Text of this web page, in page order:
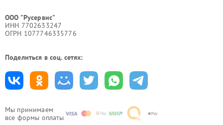
Мы принимаем
все формы оплаты
ООО "Русервис"
ИНН 7702633247
ОГРН 1077746335776
Поделиться в соц. сетях: